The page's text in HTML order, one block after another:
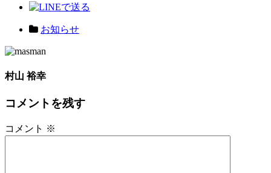
お知らせ
村山 裕幸
コメントを残す
コメント ※